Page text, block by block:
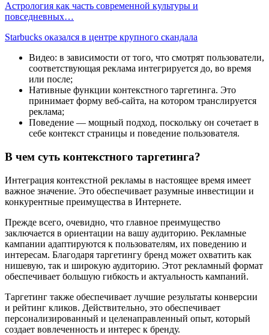
Астрология как часть современной культуры и
повседневных…
Starbucks оказался в центре крупного скандала
Видео: в зависимости от того, что смотрят пользователи,
соответствующая реклама интегрируется до, во время
или после;
Нативные функции контекстного таргетинга. Это
принимает форму веб-сайта, на котором транслируется
реклама;
Поведение — мощный подход, поскольку он сочетает в
себе контекст страницы и поведение пользователя.
В чем суть контекстного таргетинга?
Интеграция контекстной рекламы в настоящее время имеет
важное значение. Это обеспечивает разумные инвестиции и
конкурентные преимущества в Интернете.
Прежде всего, очевидно, что главное преимущество
заключается в ориентации на вашу аудиторию. Рекламные
кампании адаптируются к пользователям, их поведению и
интересам. Благодаря таргетингу бренд может охватить как
нишевую, так и широкую аудиторию. Этот рекламный формат
обеспечивает большую гибкость и актуальность кампаний.
Таргетинг также обеспечивает лучшие результаты конверсии
и рейтинг кликов. Действительно, это обеспечивает
персонализированный и целенаправленный опыт, который
создает вовлеченность и интерес к бренду.